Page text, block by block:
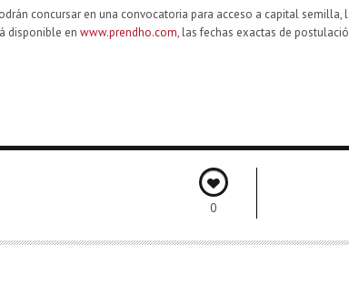
concursar en una convocatoria para acceso a capital semilla,
disponible en www.prendho.com, las fechas exactas de
0